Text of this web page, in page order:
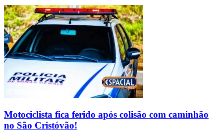
Motociclista fica ferido após colisão com caminhão
no São Cristóvão!